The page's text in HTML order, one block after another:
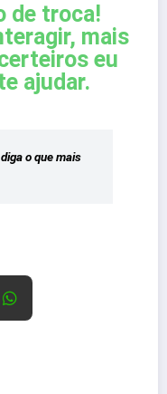
de troca!
mais
eu
ajudar.
o que mais